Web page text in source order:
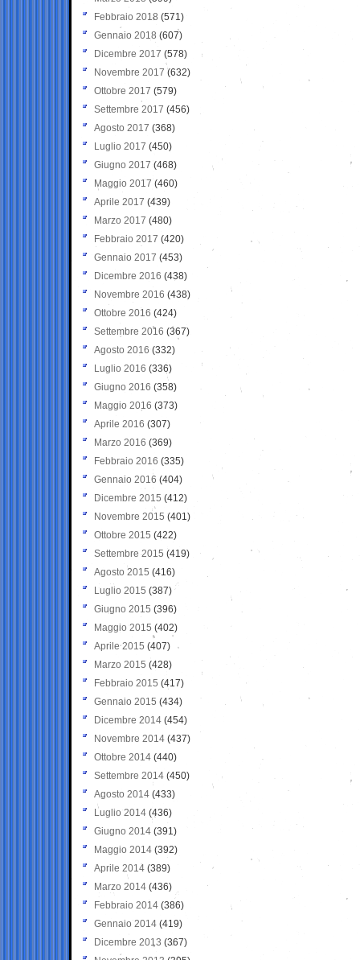
Febbraio 2018 (571)
Gennaio 2018 (607)
Dicembre 2017 (578)
Novembre 2017 (632)
Ottobre 2017 (579)
Settembre 2017 (456)
Agosto 2017 (368)
Luglio 2017 (450)
Giugno 2017 (468)
Maggio 2017 (460)
Aprile 2017 (439)
Marzo 2017 (480)
Febbraio 2017 (420)
Gennaio 2017 (453)
Dicembre 2016 (438)
Novembre 2016 (438)
Ottobre 2016 (424)
Settembre 2016 (367)
Agosto 2016 (332)
Luglio 2016 (336)
Giugno 2016 (358)
Maggio 2016 (373)
Aprile 2016 (307)
Marzo 2016 (369)
Febbraio 2016 (335)
Gennaio 2016 (404)
Dicembre 2015 (412)
Novembre 2015 (401)
Ottobre 2015 (422)
Settembre 2015 (419)
Agosto 2015 (416)
Luglio 2015 (387)
Giugno 2015 (396)
Maggio 2015 (402)
Aprile 2015 (407)
Marzo 2015 (428)
Febbraio 2015 (417)
Gennaio 2015 (434)
Dicembre 2014 (454)
Novembre 2014 (437)
Ottobre 2014 (440)
Settembre 2014 (450)
Agosto 2014 (433)
Luglio 2014 (436)
Giugno 2014 (391)
Maggio 2014 (392)
Aprile 2014 (389)
Marzo 2014 (436)
Febbraio 2014 (386)
Gennaio 2014 (419)
Dicembre 2013 (367)